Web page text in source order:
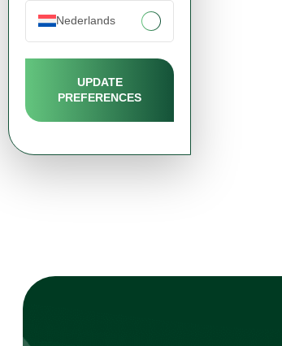
Nederlands
UPDATE
PREFERENCES